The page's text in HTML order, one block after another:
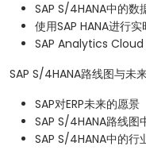
SAP S/4HANA中的数
使用SAP HANA进行
SAP Analytics Cloud
SAP S/4HANA路线图与未
SAP对ERP未来的愿景
SAP S/4HANA路线图
SAP S/4HANA中的行